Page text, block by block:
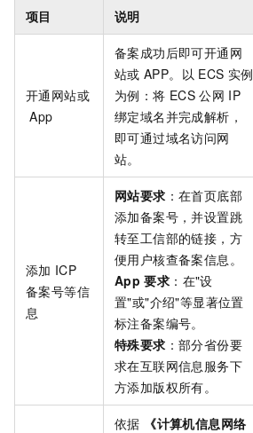
项目 说明
开通网站或
App
备案成功后即可开通网
站或 APP。以 ECS 实例
为例：将 ECS 公网 IP
绑定域名并完成解析，
即可通过域名访问网
站。
添加 ICP
备案号等信
息
网站要求 ：在首页底部
添加备案号，并设置跳
转至工信部的链接，方
便用户核查备案信息。
App 要求 ：在"设
置"或"介绍"等显著位置
标注备案编号。
特殊要求 ：部分省份要
求在互联网信息服务下
方添加版权所有。
依据
《计算机信息网络